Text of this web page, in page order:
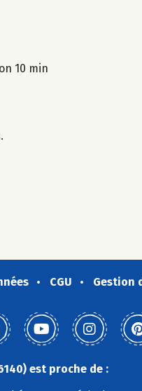
10 min
CGU Gestion
est proche de :